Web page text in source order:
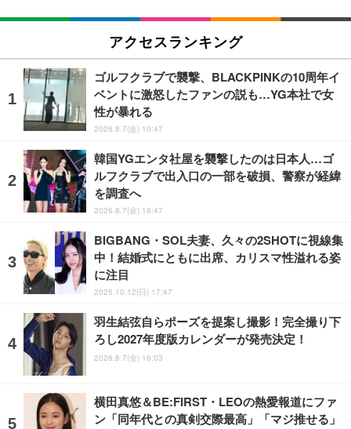
アクセスランキング
ゴルフクラブで襲撃、BLACKPINKの10周年イ
ベントに激怒したファンの説も…YG本社で女
性が暴れる
2026.8.7(金) 10:47
韓国YGエンタ社屋を襲撃したのは日本人…ゴ
ルフクラブで出入口の一部を破損、警察が経緯
を調査へ
2026.8.7(金) 18:47
BIGBANG・SOL夫妻、久々の2SHOTに視線集
中！結婚式にともに出席、カリスマ性溢れる姿
に注目
2025.10.12(日) 17:47
羽生結弦自らポーズを提案し撮影！完全撮り下
ろし2027年度版カレンダーが発売決定！
2026.8.7(金) 16:03
横田真悠＆BE:FIRST・LEOの熱愛報道にファ
ン「同年代との真剣交際最高」「マジ推せる」